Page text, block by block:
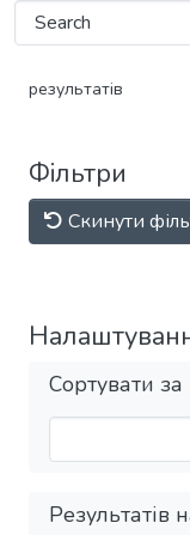
результатів
Фільтри
Скинути
Сортувати за
Результатів